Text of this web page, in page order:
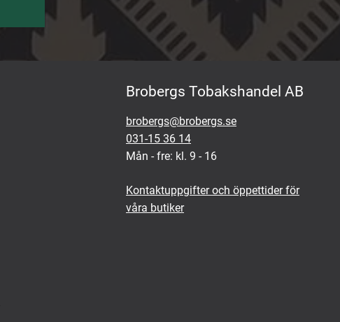
Brobergs Tobakshandel AB
brobergs@brobergs.se
031-15 36 14
Mån - fre: kl. 9 - 16
Kontaktuppgifter och öppettider för
våra butiker